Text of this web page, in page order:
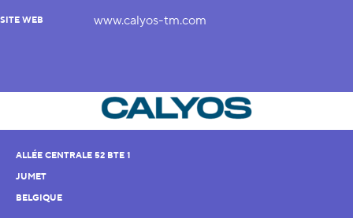
SITE WEB www.calyos-tm.com
ALLÉE CENTRALE 52 BTE 1
JUMET
BELGIQUE